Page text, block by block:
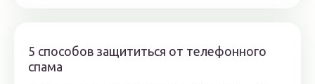
5 способов защититься от телефонного
спама